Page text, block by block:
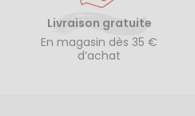
Livraison gratuite
En magasin dès 35 €
d’achat